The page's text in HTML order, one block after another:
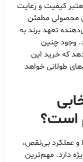
کیفیت و رعایت
محصولی مطمئن
تعهد برند به
وجود چنین
که خرید این
طولانی خواهد
است؟
و عملکرد بی‌نقص،
دارد. مهم‌ترین